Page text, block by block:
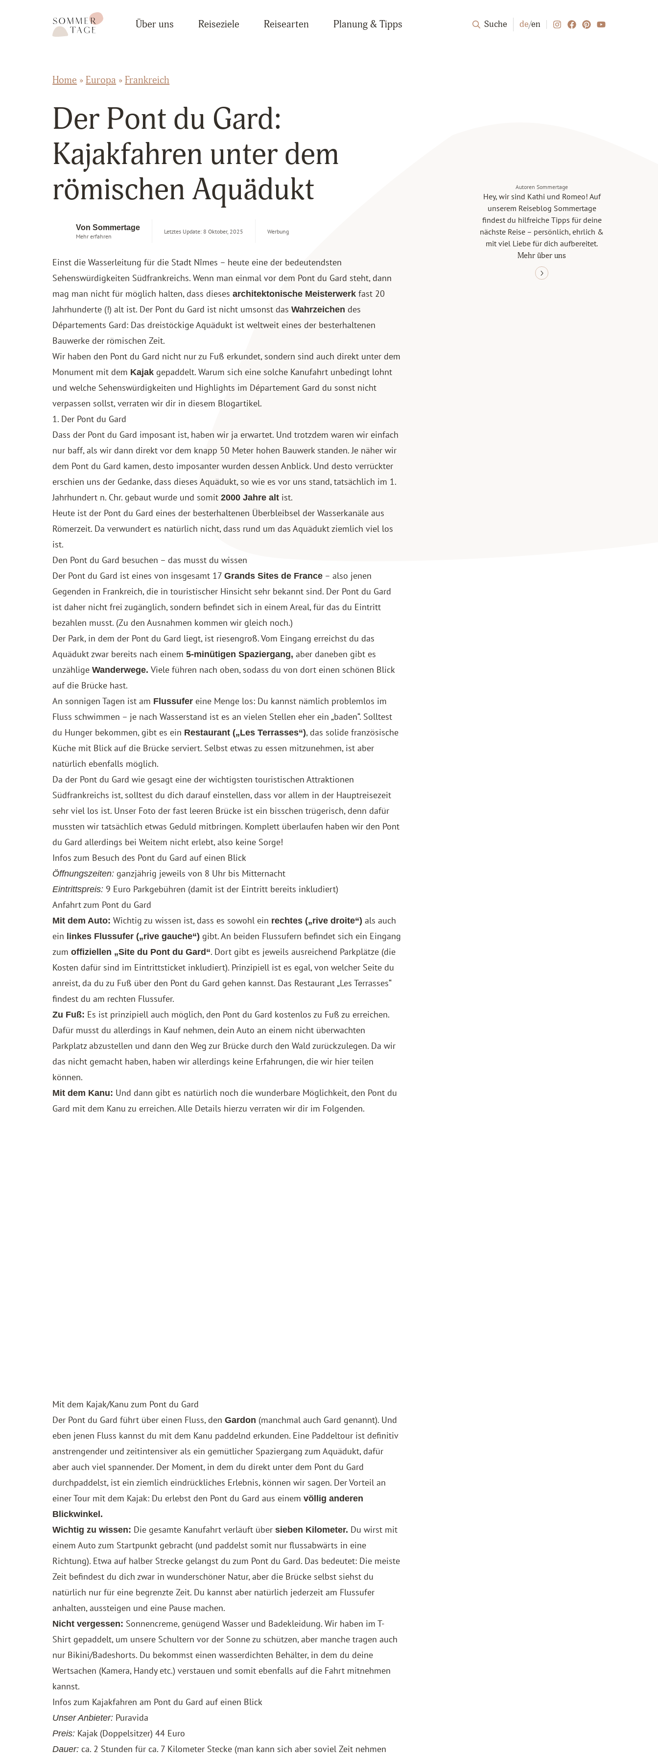
Sommertage - Der Reiseblog aus Österreich
Über uns Reiseziele Reisearten Planung & Tipps Suche de/en
Home » Europa » Frankreich
Der Pont du Gard:
Kajakfahren unter dem
römischen Aquädukt
Von Sommertage
Mehr erfahren
Letztes Update: 8 Oktober, 2025 Werbung
Einst die Wasserleitung für die Stadt Nîmes – heute eine der bedeutendsten
Sehenswürdigkeiten Südfrankreichs. Wenn man einmal vor dem Pont du Gard steht, dann
mag man nicht für möglich halten, dass diesesarchitektonische Meisterwerk fast 20
Jahrhunderte (!) alt ist. Der Pont du Gard ist nicht umsonst dasWahrzeichen des
Départements Gard: Das dreistöckige Aquädukt ist weltweit eines der besterhaltenen
Bauwerke der römischen Zeit.
Wir haben den Pont du Gard nicht nur zu Fuß erkundet, sondern sind auch direkt unter dem
Monument mit dem Kajak gepaddelt. Warum sich eine solche Kanufahrt unbedingt lohnt
und welche Sehenswürdigkeiten und Highlights im Département Gard du sonst nicht
verpassen sollst, verraten wir dir in diesem Blogartikel.
1. Der Pont du Gard
Dass der Pont du Gard imposant ist, haben wir ja erwartet. Und trotzdem waren wir einfach
nur baff, als wir dann direkt vor dem knapp 50 Meter hohen Bauwerk standen. Je näher wir
dem Pont du Gard kamen, desto imposanter wurden dessen Anblick. Und desto verrückter
erschien uns der Gedanke, dass dieses Aquädukt, so wie es vor uns stand, tatsächlich im 1.
Jahrhundert n. Chr. gebaut wurde und somit2000 Jahre alt ist.
Heute ist der Pont du Gard eines der besterhaltenen Überbleibsel der Wasserkanäle aus
Römerzeit. Da verwundert es natürlich nicht, dass rund um das Aquädukt ziemlich viel los
ist.
Den Pont du Gard besuchen – das musst du wissen
Der Pont du Gard ist eines von insgesamt 17Grands Sites de France – also jenen
Gegenden in Frankreich, die in touristischer Hinsicht sehr bekannt sind. Der Pont du Gard
ist daher nicht frei zugänglich, sondern befindet sich in einem Areal, für das du Eintritt
bezahlen musst. (Zu den Ausnahmen kommen wir gleich noch.)
Der Park, in dem der Pont du Gard liegt, ist riesengroß. Vom Eingang erreichst du das
Aquädukt zwar bereits nach einem5-minütigen Spaziergang, aber daneben gibt es
unzähligeWanderwege.Viele führen nach oben, sodass du von dort einen schönen Blick
auf die Brücke hast.
An sonnigen Tagen ist am Flussufer eine Menge los: Du kannst nämlich problemlos im
Fluss schwimmen – je nach Wasserstand ist es an vielen Stellen eher ein „baden“. Solltest
du Hunger bekommen, gibt es ein Restaurant („Les Terrasses“), das solide französische
Küche mit Blick auf die Brücke serviert. Selbst etwas zu essen mitzunehmen, ist aber
natürlich ebenfalls möglich.
Da der Pont du Gard wie gesagt eine der wichtigsten touristischen Attraktionen
Südfrankreichs ist, solltest du dich darauf einstellen, dass vor allem in der Hauptreisezeit
sehr viel los ist. Unser Foto der fast leeren Brücke ist ein bisschen trügerisch, denn dafür
mussten wir tatsächlich etwas Geduld mitbringen. Komplett überlaufen haben wir den Pont
du Gard allerdings bei Weitem nicht erlebt, also keine Sorge!
Infos zum Besuch des Pont du Gard auf einen Blick
Öffnungszeiten: ganzjährig jeweils von 8 Uhr bis Mitternacht
Eintrittspreis: 9 Euro Parkgebühren (damit ist der Eintritt bereits inkludiert)
Anfahrt zum Pont du Gard
Mit dem Auto: Wichtig zu wissen ist, dass es sowohl ein rechtes („rive droite“) als auch
ein linkes Flussufer („rive gauche“) gibt. An beiden Flussufern befindet sich ein Eingang
zumoffiziellen „Site du Pont du Gard“. Dort gibt es jeweils ausreichend Parkplätze (die
Kosten dafür sind im Eintrittsticket inkludiert). Prinzipiell ist es egal, von welcher Seite du
anreist, da du zu Fuß über den Pont du Gard gehen kannst. Das Restaurant „Les Terrasses“
findest du am rechten Flussufer.
Zu Fuß: Es ist prinzipiell auch möglich, den Pont du Gard kostenlos zu Fuß zu erreichen.
Dafür musst du allerdings in Kauf nehmen, dein Auto an einem nicht überwachten
Parkplatz abzustellen und dann den Weg zur Brücke durch den Wald zurückzulegen. Da wir
das nicht gemacht haben, haben wir allerdings keine Erfahrungen, die wir hier teilen
können.
Mit dem Kanu: Und dann gibt es natürlich noch die wunderbare Möglichkeit, den Pont du
Gard mit dem Kanu zu erreichen. Alle Details hierzu verraten wir dir im Folgenden.
Mit dem Kajak/Kanu zum Pont du Gard
Der Pont du Gard führt über einen Fluss, denGardon (manchmal auch Gard genannt). Und
eben jenen Fluss kannst du mit dem Kanu paddelnd erkunden. Eine Paddeltour ist definitiv
anstrengender und zeitintensiver als ein gemütlicher Spaziergang zum Aquädukt, dafür
aber auch viel spannender. Der Moment, in dem du direkt unter dem Pont du Gard
durchpaddelst, ist ein ziemlich eindrückliches Erlebnis, können wir sagen. Der Vorteil an
einer Tour mit dem Kajak: Du erlebst den Pont du Gard aus einemvöllig anderen
Blickwinkel.
Wichtig zu wissen: Die gesamte Kanufahrt verläuft übersieben Kilometer. Du wirst mit
einem Auto zum Startpunkt gebracht (und paddelst somit nur flussabwärts in eine
Richtung). Etwa auf halber Strecke gelangst du zum Pont du Gard. Das bedeutet: Die meiste
Zeit befindest du dich zwar in wunderschöner Natur, aber die Brücke selbst siehst du
natürlich nur für eine begrenzte Zeit. Du kannst aber natürlich jederzeit am Flussufer
anhalten, aussteigen und eine Pause machen.
Nicht vergessen: Sonnencreme, genügend Wasser und Badekleidung. Wir haben im T-
Shirt gepaddelt, um unsere Schultern vor der Sonne zu schützen, aber manche tragen auch
nur Bikini/Badeshorts. Du bekommst einen wasserdichten Behälter, in dem du deine
Wertsachen (Kamera, Handy etc.) verstauen und somit ebenfalls auf die Fahrt mitnehmen
kannst.
Infos zum Kajakfahren am Pont du Gard auf einen Blick
Unser Anbieter: Puravida
Preis: Kajak (Doppelsitzer) 44 Euro
Dauer: ca. 2 Stunden für ca. 7 Kilometer Stecke (man kann sich aber soviel Zeit nehmen
Autoren Sommertage
Hey, wir sind Kathi und Romeo! Auf
unserem Reiseblog Sommertage
findest du hilfreiche Tipps für deine
nächste Reise – persönlich, ehrlich &
mit viel Liebe für dich aufbereitet.
Mehr über uns